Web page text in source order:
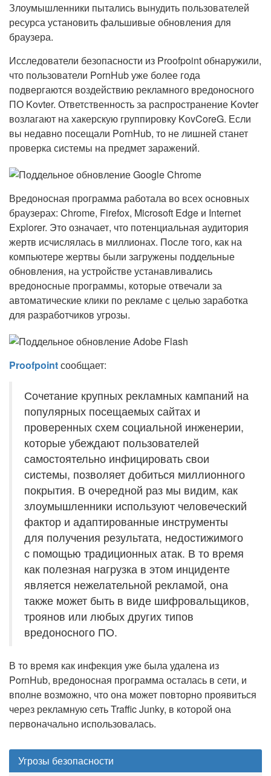
Злоумышленники пытались вынудить пользователей
ресурса установить фальшивые обновления для
браузера.
Исследователи безопасности из Proofpoint обнаружили,
что пользователи PornHub уже более года
подвергаются воздействию рекламного вредоносного
ПО Kovter. Ответственность за распространение Kovter
возлагают на хакерскую группировку KovCoreG. Если
вы недавно посещали PornHub, то не лишней станет
проверка системы на предмет заражений.
Вредоносная программа работала во всех основных
браузерах: Chrome, Firefox, Microsoft Edge и Internet
Explorer. Это означает, что потенциальная аудитория
жертв исчислялась в миллионах. После того, как на
компьютере жертвы были загружены поддельные
обновления, на устройстве устанавливались
вредоносные программы, которые отвечали за
автоматические клики по рекламе с целью заработка
для разработчиков угрозы.
Proofpointсообщает:
Сочетание крупных рекламных кампаний на
популярных посещаемых сайтах и
проверенных схем социальной инженерии,
которые убеждают пользователей
самостоятельно инфицировать свои
системы, позволяет добиться миллионного
покрытия. В очередной раз мы видим, как
злоумышленники используют человеческий
фактор и адаптированные инструменты
для получения результата, недостижимого
с помощью традиционных атак. В то время
как полезная нагрузка в этом инциденте
является нежелательной рекламой, она
также может быть в виде шифровальщиков,
троянов или любых других типов
вредоносного ПО.
В то время как инфекция уже была удалена из
PornHub, вредоносная программа осталась в сети, и
вполне возможно, что она может повторно проявиться
через рекламную сеть Traffic Junky, в которой она
первоначально использовалась.
Угрозы безопасности